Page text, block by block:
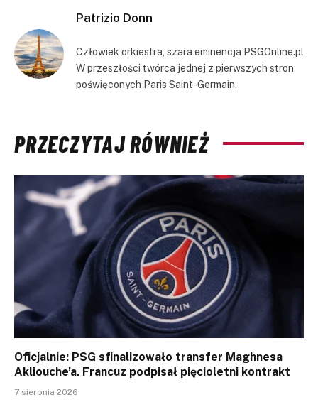
Patrizio Donn
Człowiek orkiestra, szara eminencja PSGOnline.pl
W przeszłości twórca jednej z pierwszych stron
poświęconych Paris Saint-Germain.
PRZECZYTAJ RÓWNIEŻ
Oficjalnie: PSG sfinalizowało transfer Maghnesa
Akliouche’a. Francuz podpisał pięcioletni kontrakt
7 sierpnia 2026